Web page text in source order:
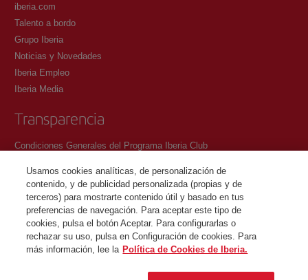
iberia.com
Talento a bordo
Grupo Iberia
Noticias y Novedades
Iberia Empleo
Iberia Media
Transparencia
Condiciones Generales del Programa Iberia Club
Política de protección de datos personales
Gestión y Política de cookies
Contacto
©Iberia Joven 2026. Todos los derechos reservados.
Usamos cookies analíticas, de personalización de
contenido, y de publicidad personalizada (propias y de
terceros) para mostrarte contenido útil y basado en tus
preferencias de navegación. Para aceptar este tipo de
cookies, pulsa el botón Aceptar. Para configurarlas o
rechazar su uso, pulsa en Configuración de cookies. Para
más información, lee la Política de Cookies de Iberia.